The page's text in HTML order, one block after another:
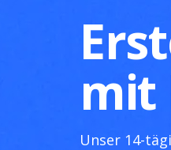
mit
Unser 14-